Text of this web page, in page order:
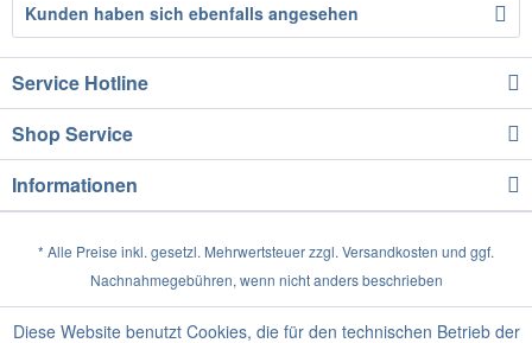
Kunden haben sich ebenfalls angesehen
Service Hotline
Shop Service
Informationen
* Alle Preise inkl. gesetzl. Mehrwertsteuer zzgl. Versandkosten und ggf.
Nachnahmegebühren, wenn nicht anders beschrieben
Diese Website benutzt Cookies, die für den technischen Betrieb der